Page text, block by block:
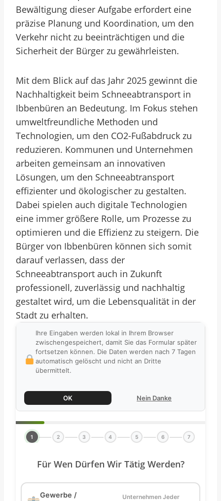
Bewältigung dieser Aufgabe erfordert eine
präzise Planung und Koordination, um den
Verkehr nicht zu beeinträchtigen und die
Sicherheit der Bürger zu gewährleisten.
Mit dem Blick auf das Jahr 2025 gewinnt die
Nachhaltigkeit beim Schneeabtransport in
Ibbenbüren an Bedeutung. Im Fokus stehen
umweltfreundliche Methoden und
Technologien, um den CO2-Fußabdruck zu
reduzieren. Kommunen und Unternehmen
arbeiten gemeinsam an innovativen
Lösungen, um den Schneeabtransport
effizienter und ökologischer zu gestalten.
Dabei spielen auch digitale Technologien
eine immer größere Rolle, um Prozesse zu
optimieren und die Effizienz zu steigern. Die
Bürger von Ibbenbüren können sich somit
darauf verlassen, dass der
Schneeabtransport auch in Zukunft
professionell, zuverlässig und nachhaltig
gestaltet wird, um die Lebensqualität in der
Stadt zu erhalten.
Ihre Eingaben werden lokal in Ihrem Browser
zwischengespeichert, damit Sie das Formular später
fortsetzen können. Die Daten werden nach 7 Tagen
automatisch gelöscht und nicht an Dritte
übermittelt.
OK Nein Danke
1 2 3 4 5 6 7
Für Wen Dürfen Wir Tätig Werden?
Gewerbe /
Unternehmen Jeder